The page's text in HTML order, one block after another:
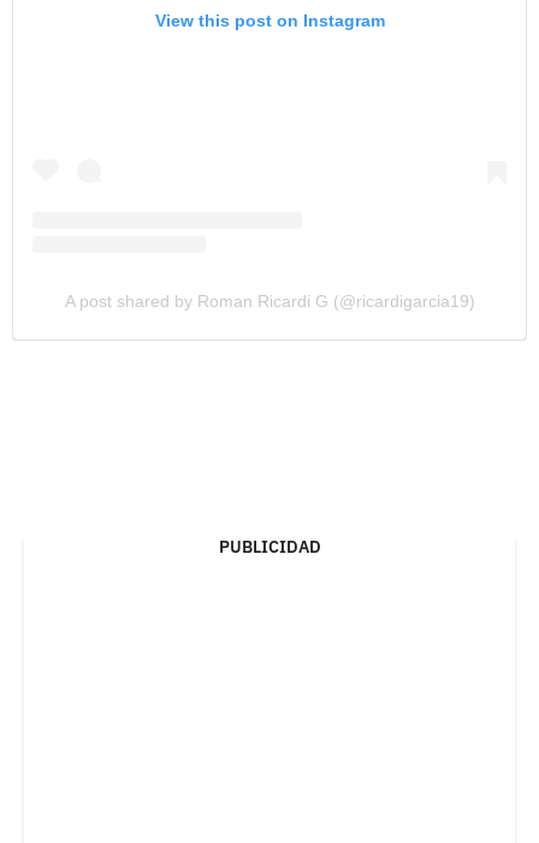
View this post on Instagram
A post shared by Roman Ricardi G (@ricardigarcia19)
PUBLICIDAD